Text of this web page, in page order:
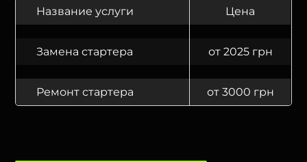
Название услуги Цена
Замена стартера от 2025 грн
Ремонт стартера от 3000 грн